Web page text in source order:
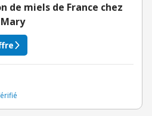
de miels de France chez